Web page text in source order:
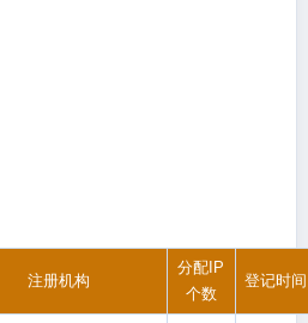
注册机构
分配IP
个数
登记时间